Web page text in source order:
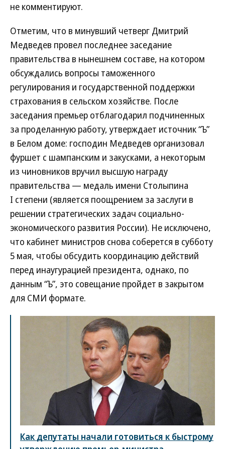
не комментируют.
Отметим, что в минувший четверг Дмитрий
Медведев провел последнее заседание
правительства в нынешнем составе, на котором
обсуждались вопросы таможенного
регулирования и государственной поддержки
страхования в сельском хозяйстве. После
заседания премьер отблагодарил подчиненных
за проделанную работу, утверждает источник “Ъ”
в Белом доме: господин Медведев организовал
фуршет с шампанским и закусками, а некоторым
из чиновников вручил высшую награду
правительства — медаль имени Столыпина
I степени (является поощрением за заслуги в
решении стратегических задач социально-
экономического развития России). Не исключено,
что кабинет министров снова соберется в субботу
5 мая, чтобы обсудить координацию действий
перед инаугурацией президента, однако, по
данным “Ъ”, это совещание пройдет в закрытом
для СМИ формате.
Как депутаты начали готовиться к быстрому